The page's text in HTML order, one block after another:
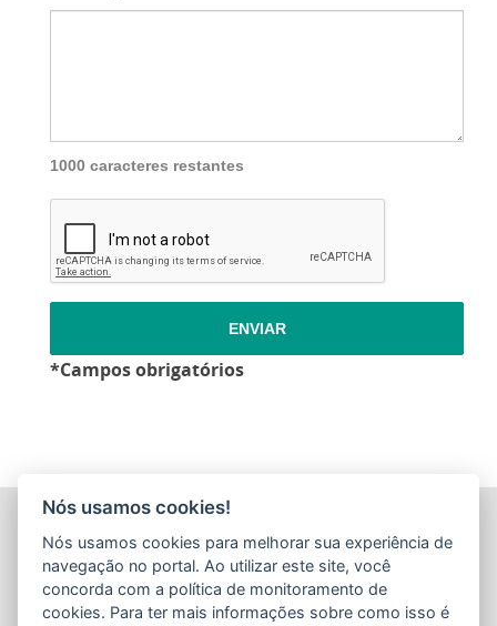
1000 caracteres restantes
ENVIAR
*Campos obrigatórios
TÉCNICA E EXTENSÃO RURAL - INCAPER
(INCAPER)
Rua Afonso Sarlo,160 - Bento Ferreira
Nós usamos cookies!
Nós usamos cookies para melhorar sua experiência de
navegação no portal. Ao utilizar este site, você
concorda com a política de monitoramento de
cookies. Para ter mais informações sobre como isso é